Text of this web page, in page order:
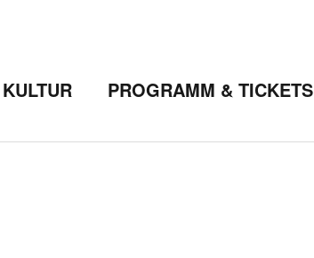
KULTUR PROGRAMM & TICKETS